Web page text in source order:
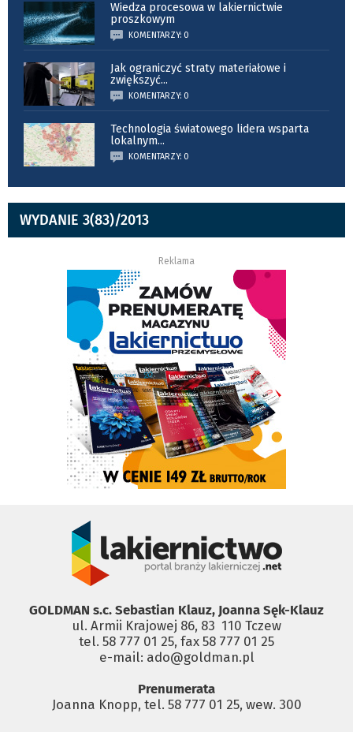
Wiedza procesowa w lakiernictwie
proszkowym
KOMENTARZY: 0
Jak ograniczyć straty materiałowe i
zwiększyć...
KOMENTARZY: 0
Technologia światowego lidera wsparta
lokalnym...
KOMENTARZY: 0
WYDANIE 3(83)/2013
Reklama
GOLDMAN s.c. Sebastian Klauz, Joanna Sęk-Klauz
ul. Armii Krajowej 86, 83 ­ 110 Tczew
tel. 58 777 01 25, fax 58 777 01 25
e-mail: ado@goldman.pl
Prenumerata
Joanna Knopp, tel. 58 777 01 25, wew. 300